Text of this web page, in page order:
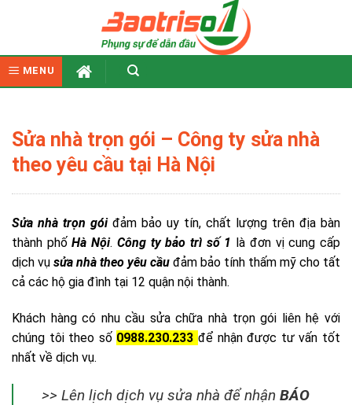
MENU
Sửa nhà trọn gói – Công ty sửa nhà
theo yêu cầu tại Hà Nội
Sửa nhà trọn góiđảm bảo uy tín, chất lượng trên địa bàn
thành phốHà Nội. Công ty bảo trì số 1 là đơn vị cung cấp
dịch vụ sửa nhà theo yêu cầu đảm bảo tính thấm mỹ cho tất
cả các hộ gia đình tại 12 quận nội thành.
Khách hàng có nhu cầu sửa chữa nhà trọn gói liên hệ với
chúng tôi theo số 0988.230.233để nhận được tư vấn tốt
nhất về dịch vụ.
>> Lên lịch dịch vụ sửa nhà để nhận BÁO